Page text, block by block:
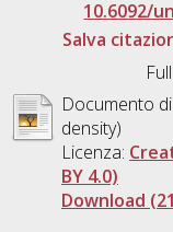
10.6092/
Salva
Documento
density)
Licenza:
BY 4.0)
Download